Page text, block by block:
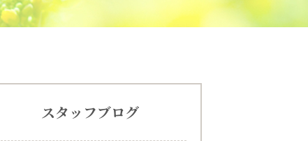
スタッフブログ